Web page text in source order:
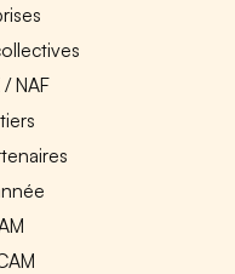
NAF